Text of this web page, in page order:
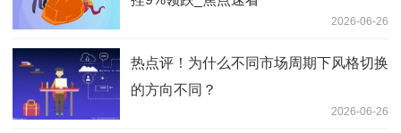
2026-06-26
热点评！为什么不同市场周期下风格切换
的方向不同？
2026-06-26